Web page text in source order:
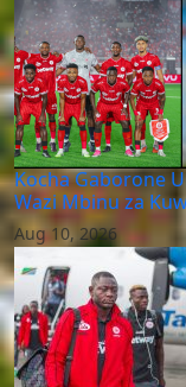
Kocha Gaborone
Wazi Mbinu za
Aug 10, 2026